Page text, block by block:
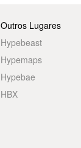
Outros Lugares
Hypebeast
Hypemaps
Hypebae
HBX